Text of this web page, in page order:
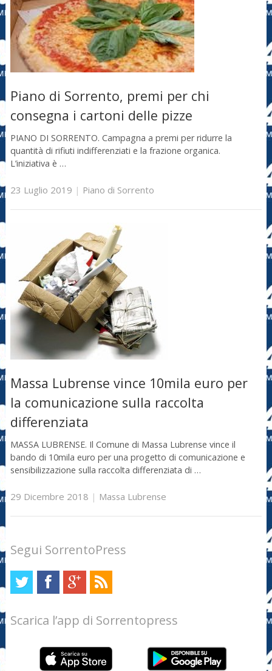
Piano di Sorrento, premi per chi
consegna i cartoni delle pizze
PIANO DI SORRENTO. Campagna a premi per ridurre la
quantità di rifiuti indifferenziati e la frazione organica.
L’iniziativa è …
23 Luglio 2019 | Piano di Sorrento
Massa Lubrense vince 10mila euro per
la comunicazione sulla raccolta
differenziata
MASSA LUBRENSE. Il Comune di Massa Lubrense vince il
bando di 10mila euro per una progetto di comunicazione e
sensibilizzazione sulla raccolta differenziata di …
29 Dicembre 2018 | Massa Lubrense
Segui SorrentoPress
Scarica l’app di Sorrentopress